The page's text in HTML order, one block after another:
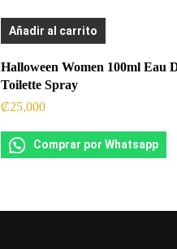
Añadir al carrito
Halloween Women 100ml Eau
Toilette Spray
₡25,000
Comprar por Whatsapp